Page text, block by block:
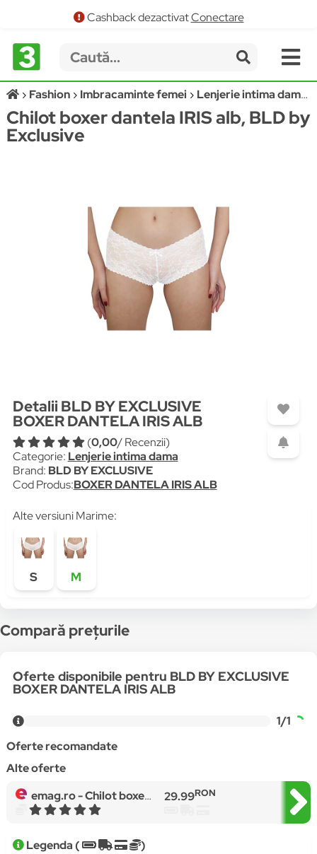
Cashback dezactivatConectare
Fashion Imbracaminte femei Lenjerie intima dama
Chilot boxer dantela IRIS alb, BLD by
Exclusive
Detalii BLD BY EXCLUSIVE
BOXER DANTELA IRIS ALB
(0,00/ Recenzii)
Categorie: Lenjerie intima dama
Brand: BLD BY EXCLUSIVE
Cod Produs:BOXER DANTELA IRIS ALB
Alte versiuni Marime:
S M
Compară prețurile
Oferte disponibile pentru BLD BY EXCLUSIVE
BOXER DANTELA IRIS ALB
1/1
Oferte recomandate
Alte oferte
emag.ro -Chilot boxer dantela IRIS alb, BLD by Exclusive 29.99RON
Legenda ( )